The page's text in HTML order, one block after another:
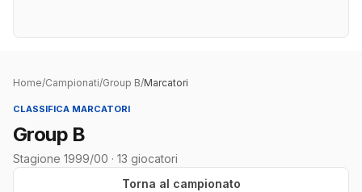
Home/Campionati/Group B/Marcatori
CLASSIFICA MARCATORI
Group B
Stagione 1999/00 · 13 giocatori
Torna al campionato